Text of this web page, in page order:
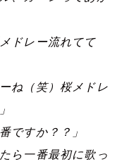
ドレー流れてて
ね（笑）桜メドレ
ですか？？」
ら一番最初に歌っ